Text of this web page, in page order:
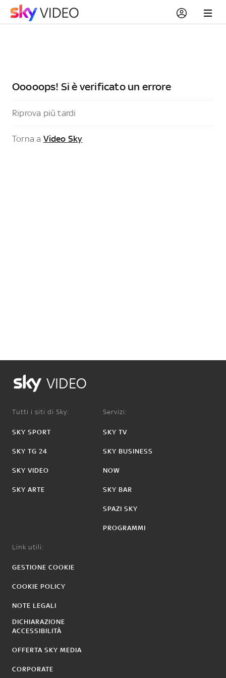
Ooooops! Si è verificato un errore
Riprova più tardi
Torna a Video Sky
VIDEO
Tutti i siti di Sky:
SKY SPORT
SKY TG 24
SKY VIDEO
SKY ARTE
Servizi:
SKY TV
SKY BUSINESS
NOW
SKY BAR
SPAZI SKY
PROGRAMMI
Link utili:
GESTIONE COOKIE
COOKIE POLICY
NOTE LEGALI
DICHIARAZIONE
ACCESSIBILITÀ
OFFERTA SKY MEDIA
CORPORATE